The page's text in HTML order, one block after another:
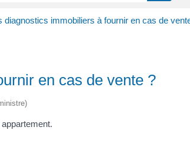
diagnostics immobiliers à fournir en cas de
en cas de vente ?